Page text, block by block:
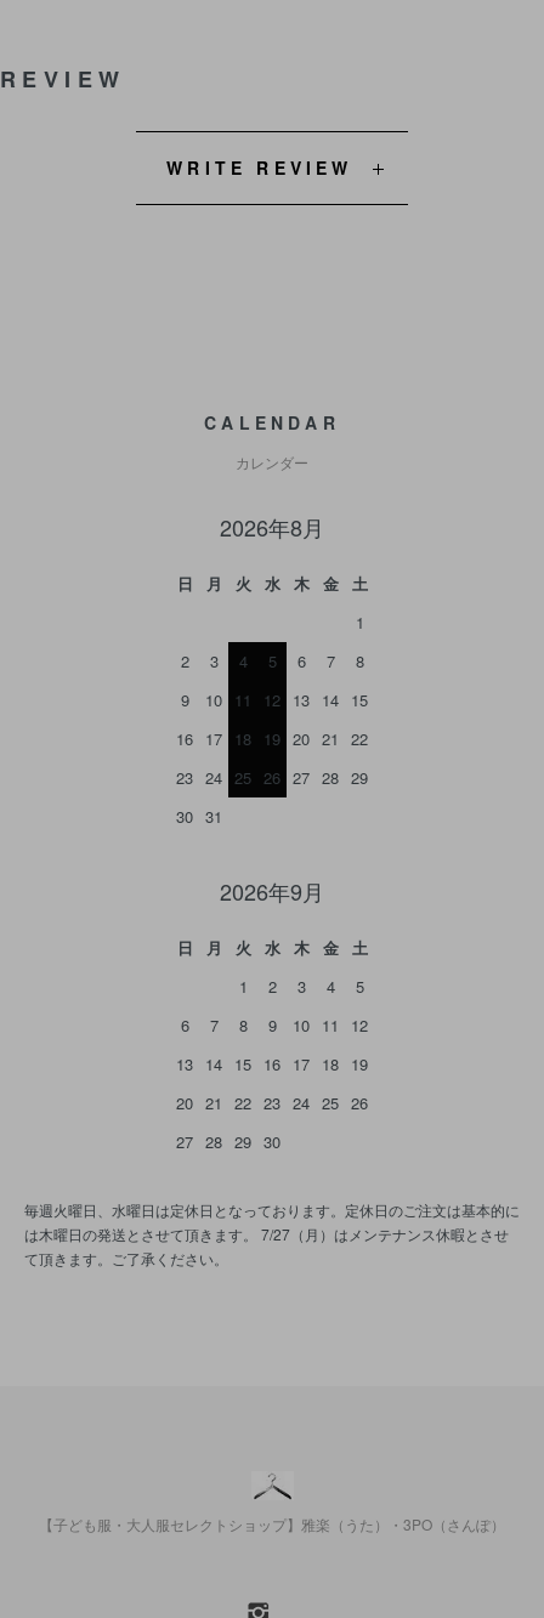
REVIEW
WRITE REVIEW
CALENDAR
カレンダー
2026年8月
日 月 火 水 木 金
土
1
2
3 4 5 6 7
8
9
10 11 12 13 14 15
16 17 18 19 20 21
22
23 24 25 26 27 28 29
30 31
2026年9月
日 月 火 水 木 金
土
1
2 3 4
5
6
7 8 9 10 11
12
13 14 15 16 17 18 19
20 21 22 23 24 25 26
27 28 29 30
毎週火曜日、水曜日は定休日となっております。定休日のご注文は基本的に
は木曜日の発送とさせて頂きます。 7/27（月）はメンテナンス休暇とさせ
て頂きます。ご了承ください。
【子ども服・大人服セレクトショップ】雅楽（うた）・3PO（さんぽ）